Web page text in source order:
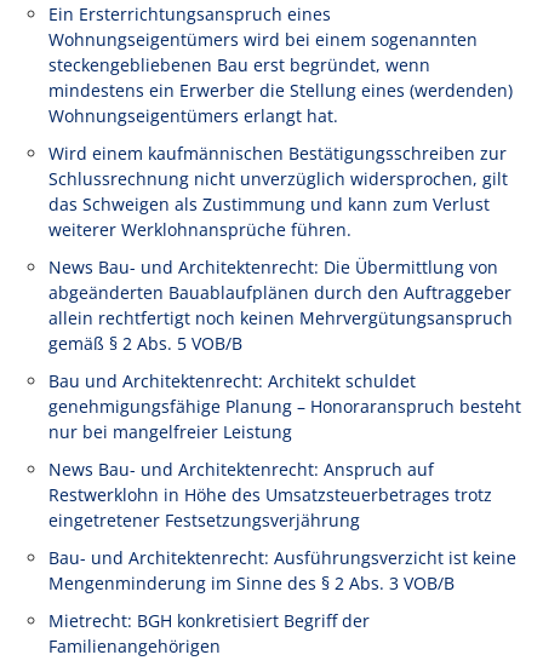
Ein Ersterrichtungsanspruch eines
Wohnungseigentümers wird bei einem sogenannten
steckengebliebenen Bau erst begründet, wenn
mindestens ein Erwerber die Stellung eines (werdenden)
Wohnungseigentümers erlangt hat.
Wird einem kaufmännischen Bestätigungsschreiben zur
Schlussrechnung nicht unverzüglich widersprochen, gilt
das Schweigen als Zustimmung und kann zum Verlust
weiterer Werklohnansprüche führen.
News Bau- und Architektenrecht: Die Übermittlung von
abgeänderten Bauablaufplänen durch den Auftraggeber
allein rechtfertigt noch keinen Mehrvergütungsanspruch
gemäß § 2 Abs. 5 VOB/B
Bau und Architektenrecht: Architekt schuldet
genehmigungsfähige Planung – Honoraranspruch besteht
nur bei mangelfreier Leistung
News Bau- und Architektenrecht: Anspruch auf
Restwerklohn in Höhe des Umsatzsteuerbetrages trotz
eingetretener Festsetzungsverjährung
Bau- und Architektenrecht: Ausführungsverzicht ist keine
Mengenminderung im Sinne des § 2 Abs. 3 VOB/B
Mietrecht: BGH konkretisiert Begriff der
Familienangehörigen